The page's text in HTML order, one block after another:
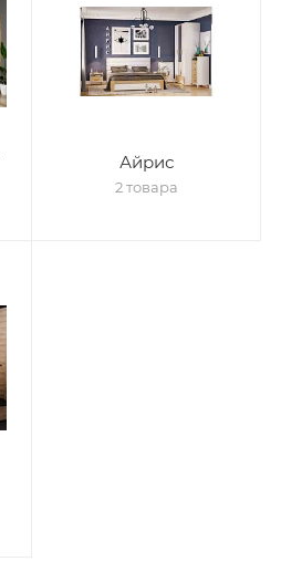
Айрис
2 товара